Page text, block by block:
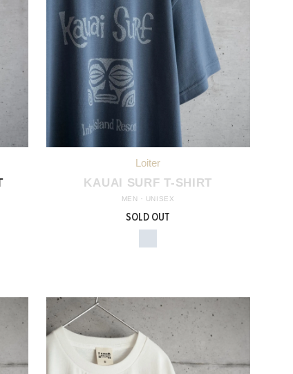
KAUAI SURF T-SHIRT
MEN・UNISEX
SOLD OUT